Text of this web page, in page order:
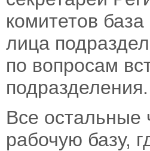
комитетов
лица
по вопросам
подразделения.
Все
рабочую базу,